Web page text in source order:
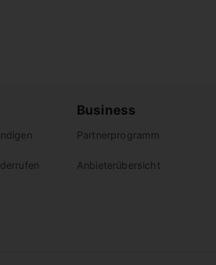
Business
Partnerprogramm
Anbieterübersicht